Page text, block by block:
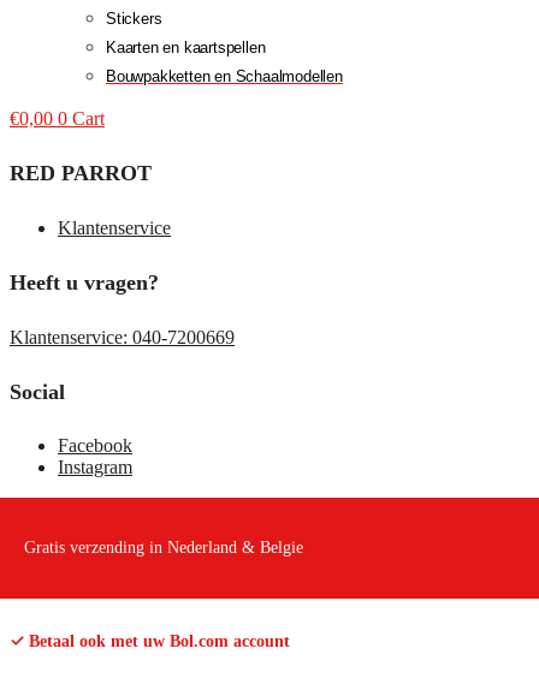
Stickers
Kaarten en kaartspellen
Bouwpakketten en Schaalmodellen
€0,00 0 Cart
RED PARROT
Klantenservice
Heeft u vragen?
Klantenservice: 040-7200669
Social
Facebook
Instagram
Gratis verzending in Nederland & Belgie
✓ Betaal ook met uw Bol.com account